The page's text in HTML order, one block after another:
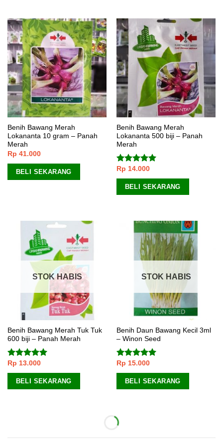
Benih Bawang Merah
Lokananta 10 gram – Panah
Merah
Rp 41.000
BELI SEKARANG
Benih Bawang Merah
Lokananta 500 biji – Panah
Merah
Dinilai5.00
dari 5
Rp 14.000
BELI SEKARANG
STOK HABIS
Benih Bawang Merah Tuk Tuk
600 biji – Panah Merah
Dinilai5.00
dari 5
Rp 13.000
BELI SEKARANG
STOK HABIS
Benih Daun Bawang Kecil 3ml
– Winon Seed
Dinilai5.00
dari 5
Rp 15.000
BELI SEKARANG